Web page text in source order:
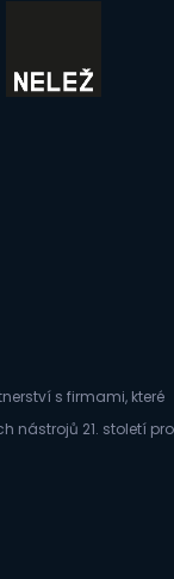
s firmami, které
nástrojů 21. století pro